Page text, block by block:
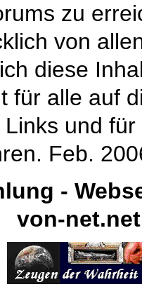
zu
von
diese
für alle auf
und
Feb.
-
von-net.net